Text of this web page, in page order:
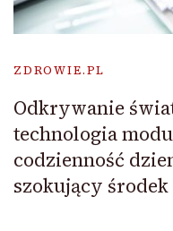
ZDROWIE.PL
Odkrywanie
technologia
codzienność
szokujący środek